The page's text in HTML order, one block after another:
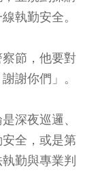
執勤安全。
節，他要對
謝你們」。
深夜巡邏、
全，或是第
勤與專業判